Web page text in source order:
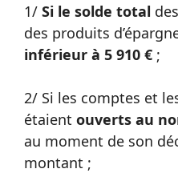
1/ Si le solde total
des produits
inférieur à 5 910 € ;
2/ Si les comptes et
étaient ouverts au
au moment de son
montant ;